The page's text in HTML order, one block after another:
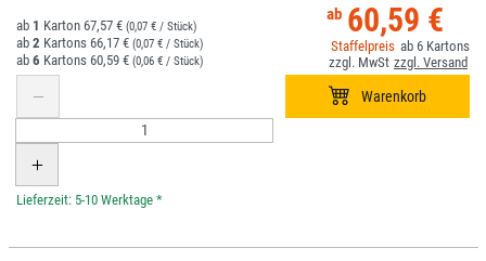
60,59 €
6
1 67,57 € (0,07 € / Stück)
2 66,17 € (0,07 € / Stück)
6 60,59 € (0,06 € / Stück)
*